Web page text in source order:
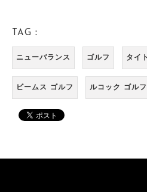
TAG：
ニューバランス ゴルフ タイ
ビームス ゴルフ ルコック ゴルフ